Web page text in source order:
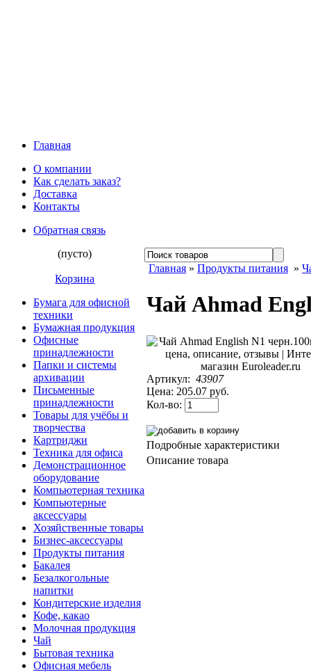
Главная
О компании
Как сделать заказ?
Доставка
Контакты
Обратная связь
(пусто)
Корзина
Бумага для офисной
техники
Бумажная продукция
Офисные
принадлежности
Папки и системы
архивации
Письменные
принадлежности
Товары для учёбы и
творчества
Картриджи
Техника для офиса
Демонстрационное
оборудование
Компьютерная техника
Компьютерные
аксессуары
Хозяйственные товары
Бизнес-аксессуары
Продукты питания
Бакалея
Безалкогольные
напитки
Кондитерские изделия
Кофе, какао
Молочная продукция
Чай
Бытовая техника
Офисная мебель
Главная » Продукты питания »
Чай Ahmad
Артикул: 43907
Цена: 205.07 руб.
Кол-во:
Подробные характеристики
Описание товара